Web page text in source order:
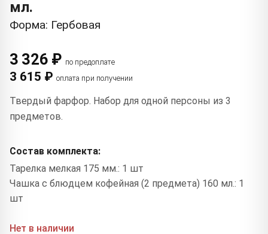
мл.
Форма: Гербовая
3 326 ₽ по предоплате
3 615 ₽ оплата при получении
Твердый фарфор. Набор для одной персоны из 3
предметов.
Состав комплекта:
Тарелка мелкая 175 мм.: 1 шт
Чашка с блюдцем кофейная (2 предмета) 160 мл.: 1
шт
Нет в наличии